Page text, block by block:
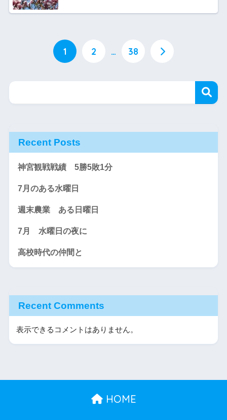
1 2 … 38
Recent Posts
神宮観戦戦績 5勝5敗1分
7月のある水曜日
週末農業 ある日曜日
7月 水曜日の夜に
高校時代の仲間と
Recent Comments
表示できるコメントはありません。
HOME